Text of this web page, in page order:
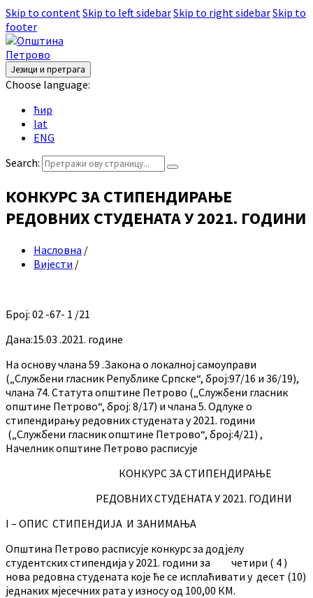
Skip to contentSkip to left sidebarSkip to right sidebarSkip to
footer
Језици и претрага
Choose language:
ћир
lat
ENG
Search:
КОНКУРС ЗА СТИПЕНДИРАЊЕ
РЕДОВНИХ СТУДЕНАТА У 2021. ГОДИНИ
Насловна /
Вијести /
Број: 02 -67- 1 /21
Дана:15.03 .2021. године
На основу члана 59 .Закона о локалној самоуправи
(„Службени гласник Републике Српске“, број:97/16 и 36/19),
члана 74. Статута општине Петрово („Службени гласник
општине Петрово“, број: 8/17) и члана 5. Одлуке о
стипендирању редовних студената у 2021. години
(„Службени гласник општине Петрово“, број:4/21) ,
Начелник општине Петрово расписује
КОНКУРС ЗА СТИПЕНДИРАЊЕ
РЕДОВНИХ СТУДЕНАТА У 2021. ГОДИНИ
I – ОПИС СТИПЕНДИЈА И ЗАНИМАЊА
Општина Петрово расписује конкурс за додјелу
студентских стипендија у 2021. години за четири ( 4 )
нова редовна студената које ће се исплаћивати у десет (10)
једнаких мјесечних рата у износу од 100,00 КМ.